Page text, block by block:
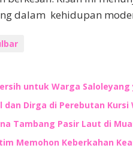
dalam kehidupan
untuk Warga
dan Dirga di Perebutan
Tambang Pasir Laut di
Memohon Keberkahan